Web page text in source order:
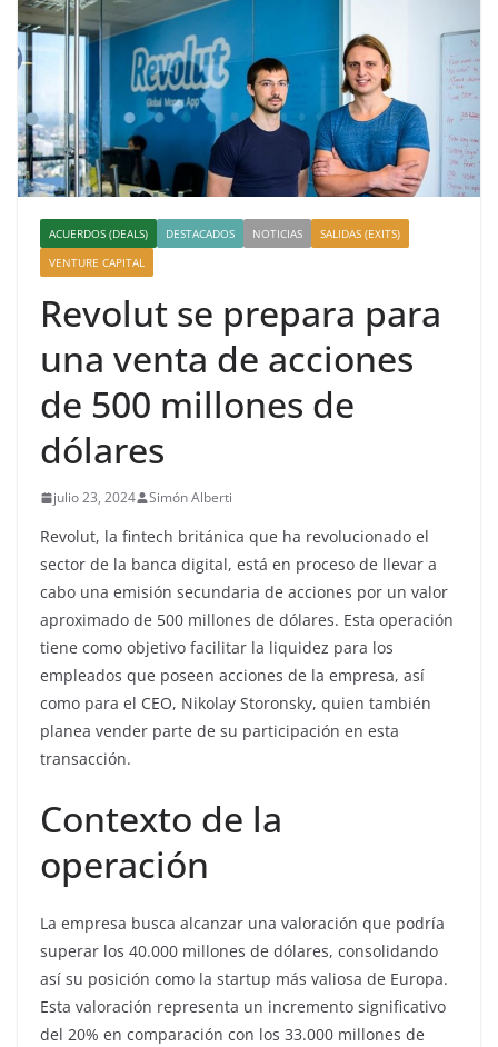
ACUERDOS (DEALS) DESTACADOS NOTICIAS
SALIDAS (EXITS)
VENTURE CAPITAL
Revolut se prepara para
una venta de acciones
de 500 millones de
dólares
julio 23, 2024 Simón Alberti
Revolut, la fintech británica que ha revolucionado el
sector de la banca digital, está en proceso de llevar a
cabo una emisión secundaria de acciones por un valor
aproximado de 500 millones de dólares. Esta operación
tiene como objetivo facilitar la liquidez para los
empleados que poseen acciones de la empresa, así
como para el CEO, Nikolay Storonsky, quien también
planea vender parte de su participación en esta
transacción.
Contexto de la
operación
La empresa busca alcanzar una valoración que podría
superar los 40.000 millones de dólares, consolidando
así su posición como la startup más valiosa de Europa.
Esta valoración representa un incremento significativo
del 20% en comparación con los 33.000 millones de